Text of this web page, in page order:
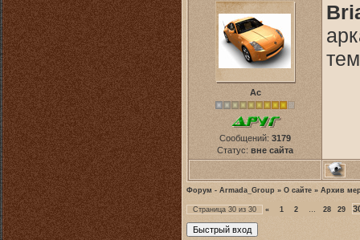
Ас
Сообщений: 3179
Статус: вне сайта
Форум - Armada_Group » О сайте » Архив
Страница 30 из 30 « 1 2 … 28 29